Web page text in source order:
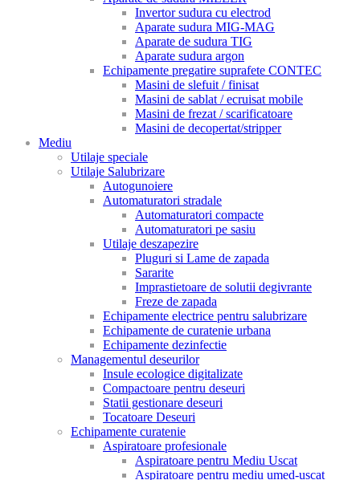
Invertor sudura cu electrod
Aparate sudura MIG-MAG
Aparate de sudura TIG
Aparate sudura argon
Echipamente pregatire suprafete CONTEC
Masini de slefuit / finisat
Masini de sablat / ecruisat mobile
Masini de frezat / scarificatoare
Masini de decopertat/stripper
Mediu
Utilaje speciale
Utilaje Salubrizare
Autogunoiere
Automaturatori stradale
Automaturatori compacte
Automaturatori pe sasiu
Utilaje deszapezire
Pluguri si Lame de zapada
Sararite
Imprastietoare de solutii degivrante
Freze de zapada
Echipamente electrice pentru salubrizare
Echipamente de curatenie urbana
Echipamente dezinfectie
Managementul deseurilor
Insule ecologice digitalizate
Compactoare pentru deseuri
Statii gestionare deseuri
Tocatoare Deseuri
Echipamente curatenie
Aspiratoare profesionale
Aspiratoare pentru Mediu Uscat
Aspiratoare pentru mediu umed-uscat